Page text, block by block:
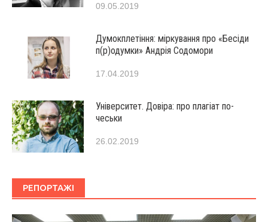
09.05.2019
Думокплетіння: міркування про «Бесіди
п(р)одумки» Андрія Содомори
17.04.2019
Університет. Довіра: про плагіат по-
чеськи
26.02.2019
РЕПОРТАЖІ